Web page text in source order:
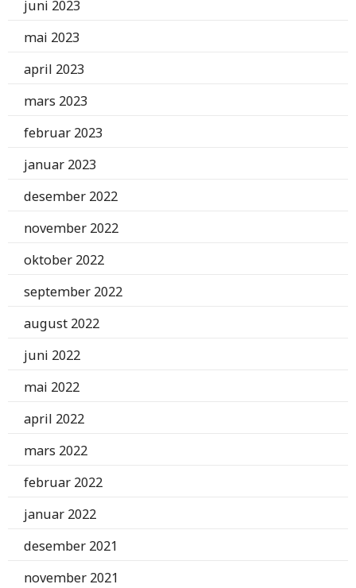
juni 2023
mai 2023
april 2023
mars 2023
februar 2023
januar 2023
desember 2022
november 2022
oktober 2022
september 2022
august 2022
juni 2022
mai 2022
april 2022
mars 2022
februar 2022
januar 2022
desember 2021
november 2021